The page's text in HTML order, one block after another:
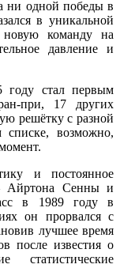
ни одной победы в
в уникальной
команду на
давление и
стал первым
при, 17 других
решётку с разной
возможно,
и постоянное
Айртона Сенны и
в 1989 году в
он прорвался с
лучшее время
после известия о